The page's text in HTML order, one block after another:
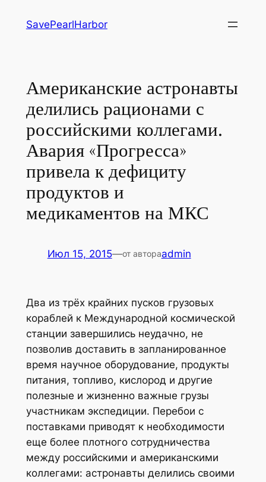
SavePearlHarbor
Американские астронавты
делились рационами с
российскими коллегами.
Авария «Прогресса»
привела к дефициту
продуктов и
медикаментов на МКС
Июл 15, 2015—от автораadmin
Два из трёх крайних пусков грузовых
кораблей к Международной космической
станции завершились неудачно, не
позволив доставить в запланированное
время научное оборудование, продукты
питания, топливо, кислород и другие
полезные и жизненно важные грузы
участникам экспедиции. Перебои с
поставками приводят к необходимости
еще более плотного сотрудничества
между российскими и американскими
коллегами: астронавты делились своими